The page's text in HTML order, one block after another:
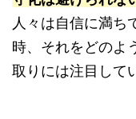
人々は自信に満ち
時、それをどのよ
取りには注目して